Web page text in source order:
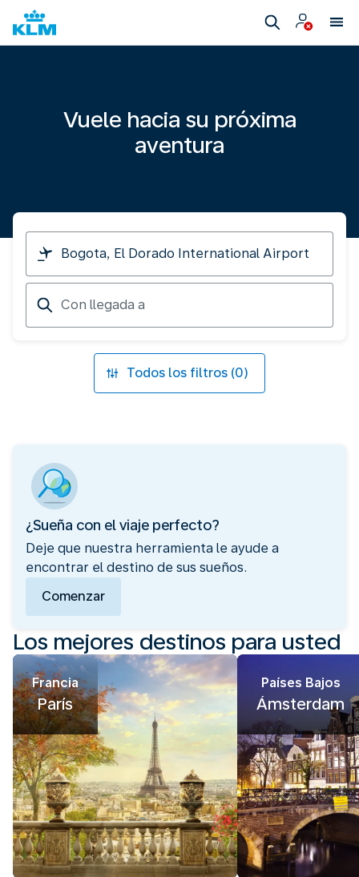
Vuele hacia su próxima
aventura
Viajo
desde
Con
llegada
a
Todos los filtros (0)
¿Sueña con el viaje perfecto?
Deje que nuestra herramienta le ayude a
encontrar el destino de sus sueños.
Comenzar
Los mejores destinos para usted
Francia
París
Países Bajos
Ámsterdam